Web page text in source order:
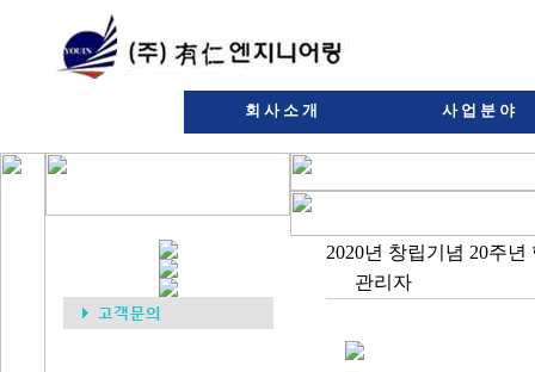
회사소개
CEO 인사말
회사소개
사업분야
시설물유지관
신재생에너지
2020년 창립기념 20주년
관리자